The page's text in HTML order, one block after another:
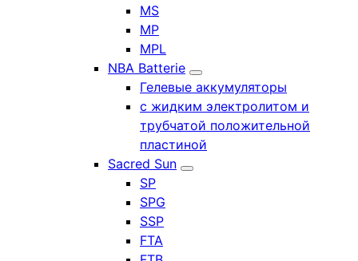
MS
MP
MPL
NBA Batterie
Гелевые аккумуляторы
с жидким электролитом и
трубчатой положительной
пластиной
Sacred Sun
SP
SPG
SSP
FTA